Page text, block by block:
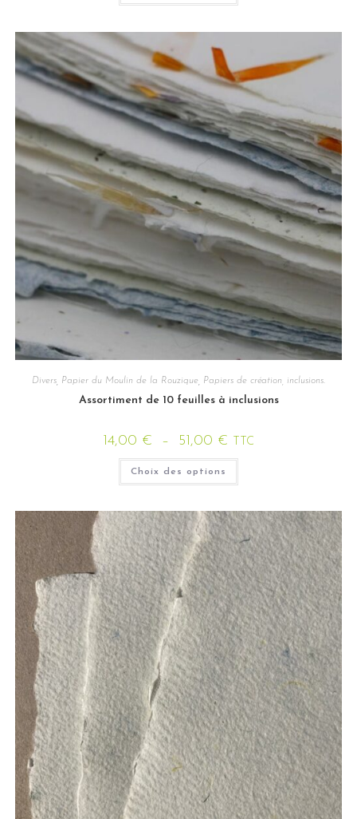
Divers Papier du Moulin de la Rouzique Papiers de création, inclusions.
Assortiment de 10 feuilles à inclusions
14,00 € – 51,00 € TTC
Choix des options